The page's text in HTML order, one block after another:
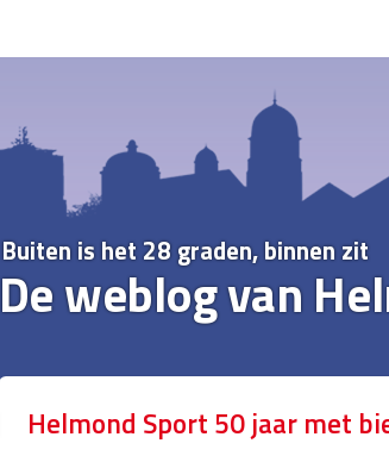
Buiten is het 28 graden, binnen zit
De weblog van
Helmond Sport 50 jaar met